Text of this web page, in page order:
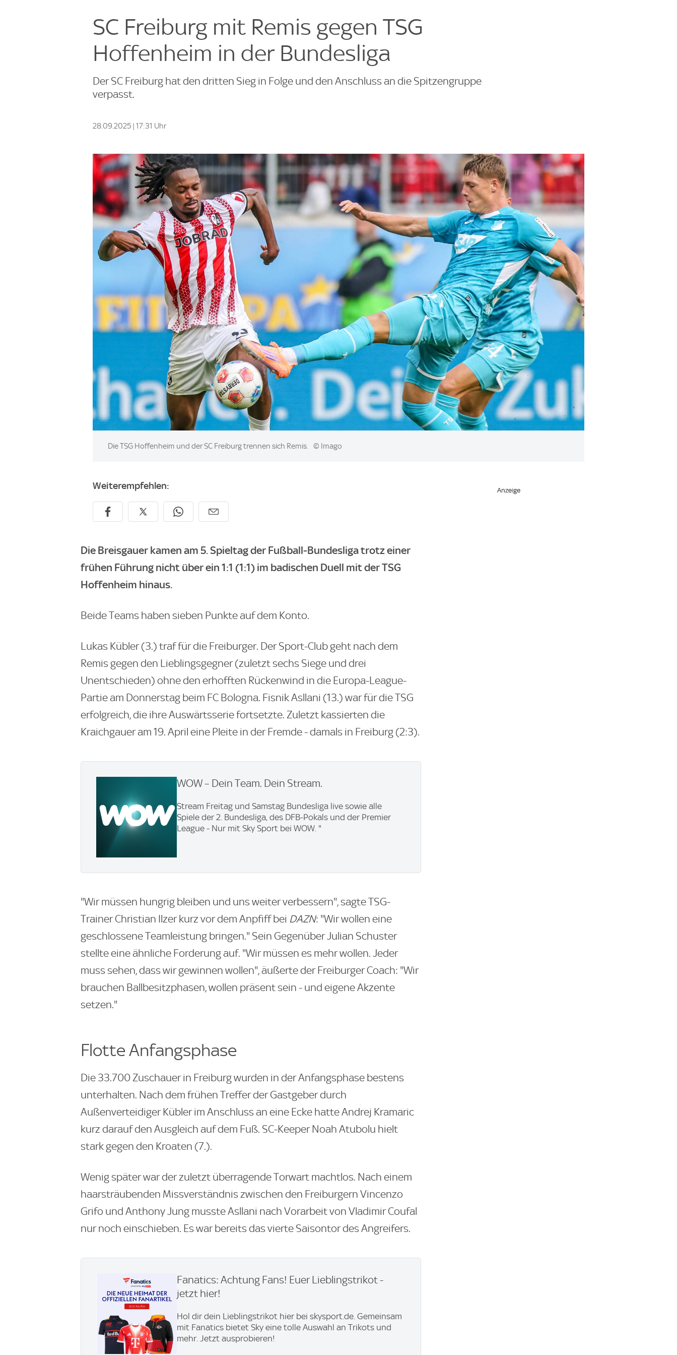
SC Freiburg mit Remis gegen TSG
Hoffenheim in der Bundesliga
Der SC Freiburg hat den dritten Sieg in Folge und den Anschluss an die Spitzengruppe
verpasst.
28.09.2025 | 17:31 Uhr
Image:
Die TSG Hoffenheim und der SC Freiburg trennen sich Remis. © Imago
Weiterempfehlen:
Die Breisgauer kamen am 5. Spieltag der Fußball-Bundesliga trotz einer
frühen Führung nicht über ein 1:1 (1:1) im badischen Duell mit der TSG
Hoffenheim hinaus.
Beide Teams haben sieben Punkte auf dem Konto.
Lukas Kübler (3.) traf für die Freiburger. Der Sport-Club geht nach dem
Remis gegen den Lieblingsgegner (zuletzt sechs Siege und drei
Unentschieden) ohne den erhofften Rückenwind in die Europa-League-
Partie am Donnerstag beim FC Bologna. Fisnik Asllani (13.) war für die TSG
erfolgreich, die ihre Auswärtsserie fortsetzte. Zuletzt kassierten die
Kraichgauer am 19. April eine Pleite in der Fremde - damals in Freiburg (2:3).
WOW – Dein Team. Dein Stream.
Stream Freitag und Samstag Bundesliga live sowie alle
Spiele der 2. Bundesliga, des DFB-Pokals und der Premier
League - Nur mit Sky Sport bei WOW. "
"Wir müssen hungrig bleiben und uns weiter verbessern", sagte TSG-
Trainer Christian Ilzer kurz vor dem Anpfiff bei DAZN: "Wir wollen eine
geschlossene Teamleistung bringen." Sein Gegenüber Julian Schuster
stellte eine ähnliche Forderung auf. "Wir müssen es mehr wollen. Jeder
muss sehen, dass wir gewinnen wollen", äußerte der Freiburger Coach: "Wir
brauchen Ballbesitzphasen, wollen präsent sein - und eigene Akzente
setzen."
Flotte Anfangsphase
Die 33.700 Zuschauer in Freiburg wurden in der Anfangsphase bestens
unterhalten. Nach dem frühen Treffer der Gastgeber durch
Außenverteidiger Kübler im Anschluss an eine Ecke hatte Andrej Kramaric
kurz darauf den Ausgleich auf dem Fuß. SC-Keeper Noah Atubolu hielt
stark gegen den Kroaten (7.).
Wenig später war der zuletzt überragende Torwart machtlos. Nach einem
haarsträubenden Missverständnis zwischen den Freiburgern Vincenzo
Grifo und Anthony Jung musste Asllani nach Vorarbeit von Vladimir Coufal
nur noch einschieben. Es war bereits das vierte Saisontor des Angreifers.
Fanatics: Achtung Fans! Euer Lieblingstrikot -
jetzt hier!
Hol dir dein Lieblingstrikot hier bei skysport.de. Gemeinsam
mit Fanatics bietet Sky eine tolle Auswahl an Trikots und
mehr. Jetzt ausprobieren!